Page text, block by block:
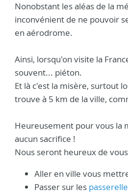
Nonobstant les aléas de la
inconvénient de ne pouvoir
en aérodrome.
Ainsi, lorsqu'on visite la
souvent... piéton.
Et là c'est la misère, surtout
trouve à 5 km de la ville,
Heureusement pour vous la
aucun sacrifice !
Nous seront heureux de vous
Aller en ville vous
Passer sur les